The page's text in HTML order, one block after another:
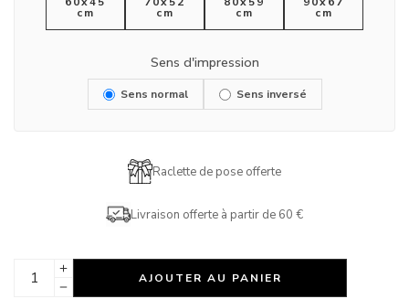
cm cm cm cm
Sens d'impression
Sens normal Sens inversé
Raclette de pose offerte
Livraison offerte à partir de 60 €
AJOUTER AU PANIER